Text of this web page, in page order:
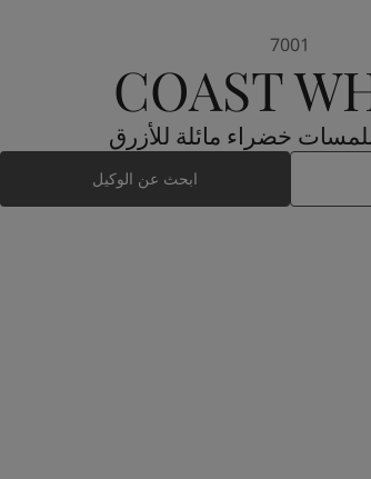
COAST
7001
خضراء مائلة للأزرق
ابحث عن الوكيل